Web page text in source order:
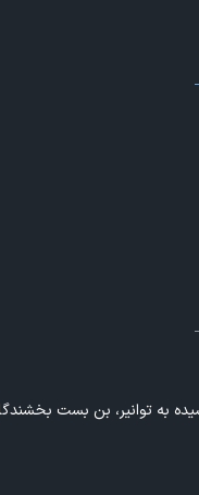
به توانیر، بن بست